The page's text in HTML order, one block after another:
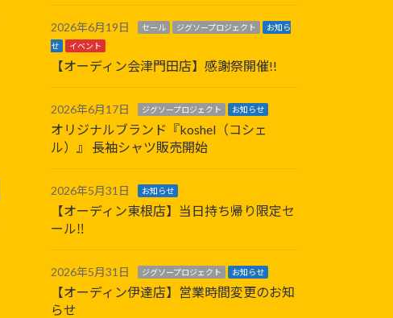
2026年6月19日 セール ジグソープロジェクト
お知ら
せ
イベント
【オーディン会津門田店】感謝祭開催!!
2026年6月17日 ジグソープロジェクト お知らせ
オリジナルブランド『koshel（コシェ
ル）』 長袖シャツ販売開始
2026年5月31日 お知らせ
【オーディン東根店】当日持ち帰り限定セ
ール‼
2026年5月31日 ジグソープロジェクト お知らせ
【オーディン伊達店】営業時間変更のお知
らせ